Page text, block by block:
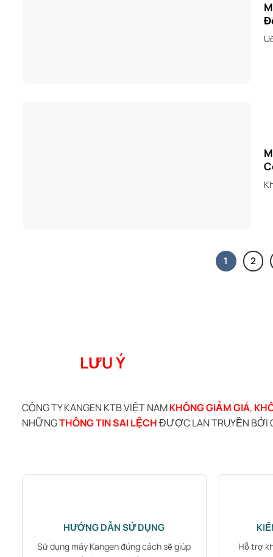
1 2
LƯU Ý
CÔNG TY KANGEN KTB VIỆT NAMKHÔNG GIẢM GIÁ,
NHỮNGTHÔNG TIN SAI LỆCHĐƯỢC LAN TRUYỀN BỞI
HƯỚNG DẪN SỬ DỤNG
Sử dụng máy Kangen đúng cách sẽ giúp
Hỗ trợ